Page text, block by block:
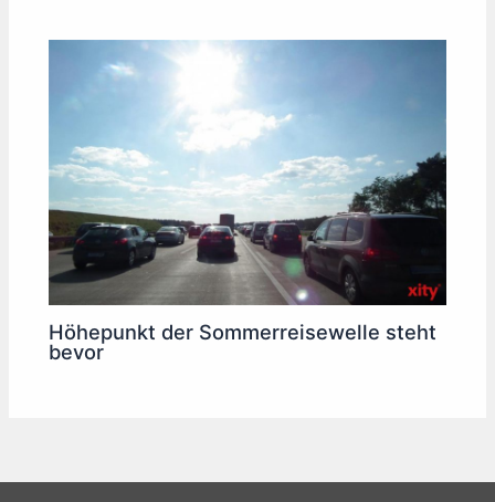
Höhepunkt der Sommerreisewelle steht
bevor